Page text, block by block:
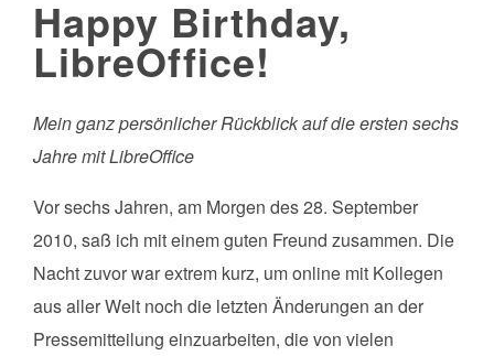
Happy Birthday,
LibreOffice!
Mein ganz persönlicher Rückblick auf die ersten sechs
Jahre mit LibreOffice
Vor sechs Jahren, am Morgen des 28. September
2010, saß ich mit einem guten Freund zusammen. Die
Nacht zuvor war extrem kurz, um online mit Kollegen
aus aller Welt noch die letzten Änderungen an der
Pressemitteilung einzuarbeiten, die von vielen